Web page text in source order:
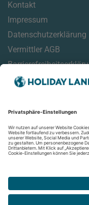
Kontakt
Impressum
Datenschutzerklärung
Vermittler AGB
Reisehinweise
Reisemonitor
Online Check-In
Aktuelles
Newsletter